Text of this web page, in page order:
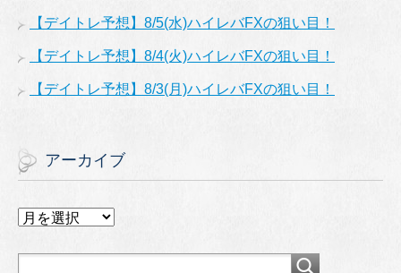
【デイトレ予想】8/5(水)ハイレバFXの狙い目！
【デイトレ予想】8/4(火)ハイレバFXの狙い目！
【デイトレ予想】8/3(月)ハイレバFXの狙い目！
アーカイブ
ア
カ